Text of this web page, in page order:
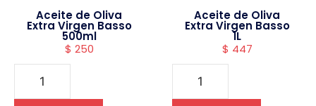
Aceite de Oliva
Extra Virgen Basso
500ml
$ 250
Aceite de Oliva
Extra Virgen Basso
1L
$ 447